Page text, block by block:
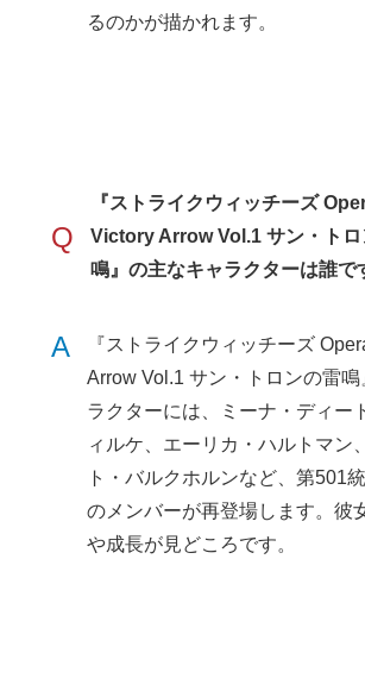
るのかが描かれます。
Q
『ストライクウィッチーズ
Victory Arrow Vol.1 サン・トロ
鳴』の主なキャラクターは誰で
A
『ストライクウィッチーズ
Arrow Vol.1 サン・トロンの雷鳴
ラクターには、ミーナ・ディー
ィルケ、エーリカ・ハルトマン
ト・バルクホルンなど、第501
のメンバーが再登場します。彼
や成長が見どころです。